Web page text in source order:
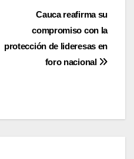
Cauca reafirma su
compromiso con la
protección de lideresas en
foro nacional